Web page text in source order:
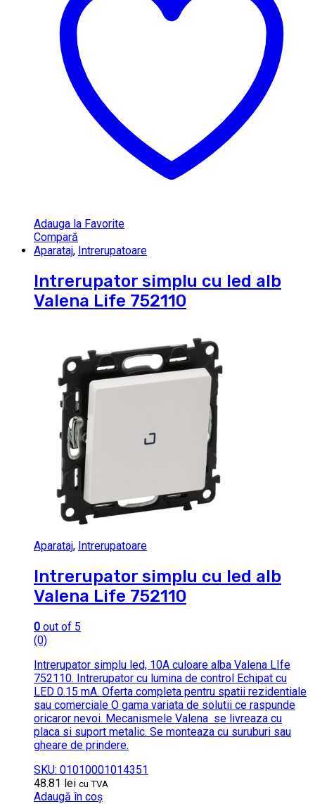
Adauga la Favorite
Compară
Aparataj, Intrerupatoare
Intrerupator simplu cu led alb
Valena Life 752110
Aparataj, Intrerupatoare
Intrerupator simplu cu led alb
Valena Life 752110
0 out of 5
(0)
Intrerupator simplu led, 10A culoare alba Valena LIfe
752110. Intrerupator cu lumina de control Echipat cu
LED 0.15 mA. Oferta completa pentru spatii rezidentiale
sau comerciale O gama variata de solutii ce raspunde
oricaror nevoi. Mecanismele Valena se livreaza cu
placa si suport metalic. Se monteaza cu suruburi sau
gheare de prindere.
SKU: 01010001014351
48.81 lei cu TVA
Adaugă în coș